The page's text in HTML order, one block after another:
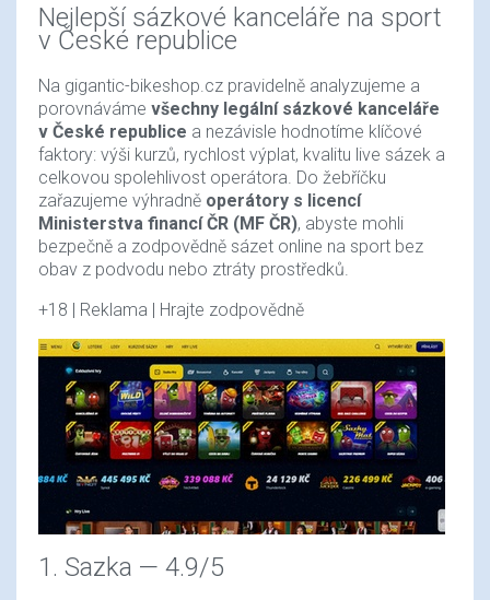
Nejlepší sázkové kanceláře na sport
v České republice
Na gigantic-bikeshop.cz pravidelně analyzujeme a
porovnáváme všechny legální sázkové kanceláře
v České republice a nezávisle hodnotíme klíčové
faktory: výši kurzů, rychlost výplat, kvalitu live sázek a
celkovou spolehlivost operátora. Do žebříčku
zařazujeme výhradně operátory s licencí
Ministerstva financí ČR (MF ČR), abyste mohli
bezpečně a zodpovědně sázet online na sport bez
obav z podvodu nebo ztráty prostředků.
+18 | Reklama | Hrajte zodpovědně
1. Sazka — 4.9/5